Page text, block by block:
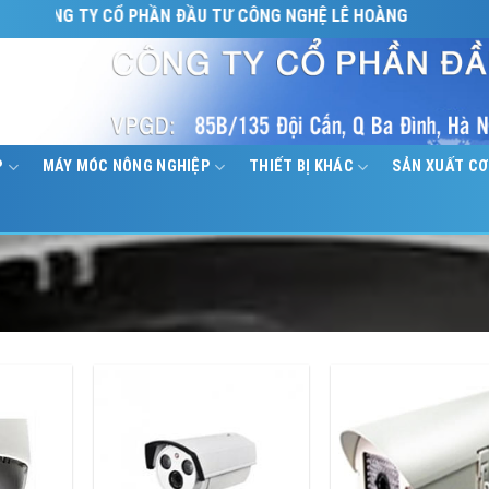
TY CỔ PHẦN ĐẦU TƯ CÔNG NGHỆ LÊ HOÀNG
MÁY MÓC NÔNG NGHIỆP THIẾT BỊ KHÁC SẢN XUẤT